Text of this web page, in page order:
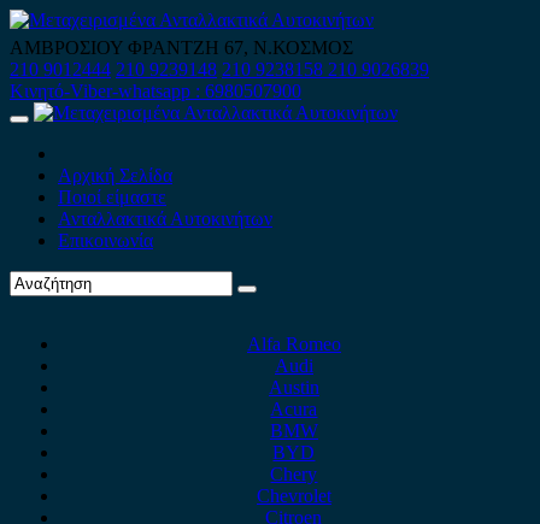
Skip
to
content
ΑΜΒΡΟΣΙΟΥ ΦΡΑΝΤΖΗ 67, Ν.ΚΟΣΜΟΣ
210 9012444 210 9239148 210 9238158 210 9026839
Κινητό-Viber-whatsapp : 6980507900
Primary
Αρχική Σελίδα
Ποιοί είμαστε
Ανταλλακτικά Αυτοκινήτων
Επικοινωνία
Alfa Romeo
Audi
Austin
Acura
BMW
BYD
Chery
Chevrolet
Citroen